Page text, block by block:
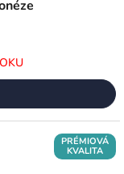
PRÉMIOVÁ
KVALITA